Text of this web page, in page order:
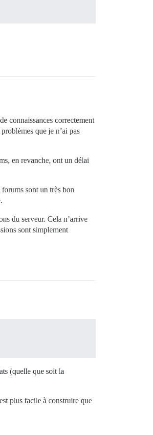
connaissances correctement
que je n’ai pas
en revanche, ont un délai
sont un très bon
du serveur. Cela n’arrive
sont simplement
(quelle que soit la
plus facile à construire que